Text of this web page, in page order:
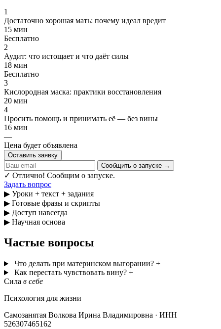
1
Достаточно хорошая мать: почему идеал вредит
15 мин
Бесплатно
2
Аудит: что истощает и что даёт силы
18 мин
Бесплатно
3
Кислородная маска: практики восстановления
20 мин
4
Просить помощь и принимать её — без вины
16 мин
—
Цена будет объявлена
Оставить заявку
Сообщить о запуске →
✓ Отлично! Сообщим о запуске.
Задать вопрос
▶ Уроки + текст + задания
▶ Готовые фразы и скрипты
▶ Доступ навсегда
▶ Научная основа
Частые вопросы
Что делать при материнском выгорании? +
Как перестать чувствовать вину? +
Сила в себе
Психология для жизни
Самозанятая Волкова Ирина Владимировна · ИНН
526307465162